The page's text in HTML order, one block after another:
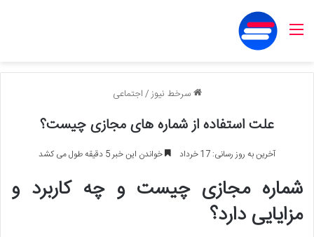
منو
سرخط نیوز/اجتماعی
علت استفاده از شماره های مجازی چیست؟
آخرین به روز رسانی: 17 خرداد خواندن این خبر 5 دقیقه طول می کشد
شماره مجازی چیست و چه کاربرد و
مزایایی دارد؟